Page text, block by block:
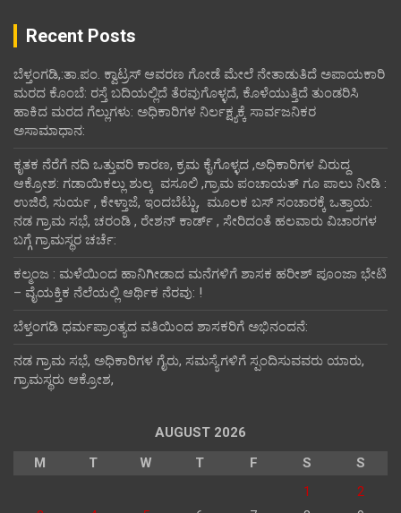
Recent Posts
ಬೆಳ್ತಂಗಡಿ,:ತಾ.ಪಂ‌. ಕ್ವಾಟ್ರಸ್ ಆವರಣ ಗೋಡೆ ಮೇಲೆ ನೇತಾಡುತಿದೆ ಅಪಾಯಕಾರಿ
ಮರದ ಕೊಂಬೆ: ರಸ್ತೆ ಬದಿಯಲ್ಲಿದೆ ತೆರವುಗೊಳ್ಳದೆ, ಕೊಳೆಯುತ್ತಿದೆ ತುಂಡರಿಸಿ
ಹಾಕಿದ ಮರದ ಗೆಲ್ಲುಗಳು: ಅಧಿಕಾರಿಗಳ ನಿರ್ಲಕ್ಷ್ಯಕ್ಕೆ ಸಾರ್ವಜನಿಕರ
ಅಸಾಮಾಧಾನ:
ಕೃತಕ ನೆರೆಗೆ ನದಿ ಒತ್ತುವರಿ ಕಾರಣ, ಕ್ರಮ ಕೈಗೊಳ್ಳದ ,ಅಧಿಕಾರಿಗಳ ವಿರುದ್ದ
ಆಕ್ರೋಶ: ಗಡಾಯಿಕಲ್ಲು ಶುಲ್ಕ ವಸೂಲಿ ,ಗ್ರಾಮ ಪಂಚಾಯತ್ ಗೂ ಪಾಲು ನೀಡಿ :
ಉಜಿರೆ, ಸುರ್ಯ , ಕೇಳ್ತಾಜೆ, ಇಂದಬೆಟ್ಟು, ಮೂಲಕ ಬಸ್ ಸಂಚಾರಕ್ಕೆ ಒತ್ತಾಯ:
ನಡ ಗ್ರಾಮ ಸಭೆ, ಚರಂಡಿ , ರೇಶನ್ ಕಾರ್ಡ್ , ಸೇರಿದಂತೆ ಹಲವಾರು ವಿಚಾರಗಳ
ಬಗ್ಗೆ ಗ್ರಾಮಸ್ಥರ ಚರ್ಚೆ:
ಕಲ್ಮಂಜ : ಮಳೆಯಿಂದ ಹಾನಿಗೀಡಾದ ಮನೆಗಳಿಗೆ ಶಾಸಕ ಹರೀಶ್ ಪೂಂಜಾ ಭೇಟಿ
– ವೈಯಕ್ತಿಕ ನೆಲೆಯಲ್ಲಿ ಆರ್ಥಿಕ‌ ನೆರವು: !
ಬೆಳ್ತಂಗಡಿ ಧರ್ಮಪ್ರಾಂತ್ಯದ ವತಿಯಿಂದ ಶಾಸಕರಿಗೆ ಅಭಿನಂದನೆ:
ನಡ ಗ್ರಾಮ ಸಭೆ, ಅಧಿಕಾರಿಗಳ ಗೈರು, ಸಮಸ್ಯೆಗಳಿಗೆ ಸ್ಪಂದಿಸುವವರು ಯಾರು,
ಗ್ರಾಮಸ್ಥರು ಆಕ್ರೋಶ,
AUGUST 2026
M
T W T F S
S
1
2